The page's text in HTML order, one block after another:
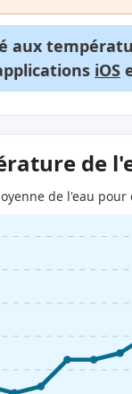
aux
iOS
de
de l'eau